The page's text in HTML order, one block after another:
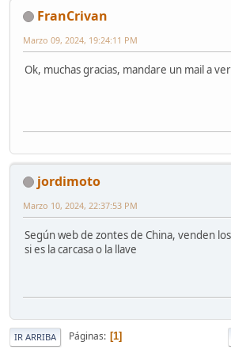
FranCrivan
Marzo 09, 2024, 19:24:11 PM
Ok, muchas gracias, mandare un mail a
jordimoto
Marzo 10, 2024, 22:37:53 PM
Según web de zontes de China, venden
si es la carcasa o la llave
IR ARRIBA Páginas 1